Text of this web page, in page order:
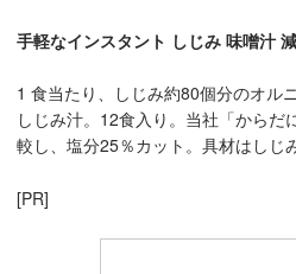
手軽なインスタント しじみ 味噌汁
1 食当たり、しじみ約80個分のオル
しじみ汁。12食入り。当社「からだ
較し、塩分25％カット。具材はしじ
[PR]